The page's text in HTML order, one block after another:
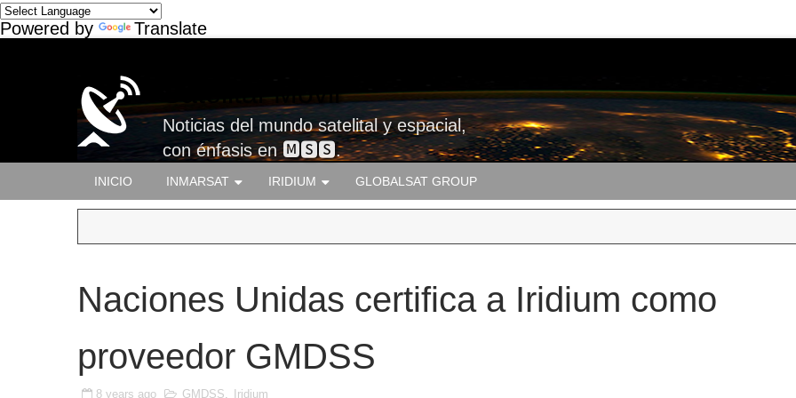
Powered by Translate
Satelital-Móvil
Noticias del mundo satelital y espacial,
con énfasis en 🅼🆂🆂.
INICIO INMARSAT IRIDIUM GLOBALSAT GROUP
Naciones Unidas certifica a Iridium como
proveedor GMDSS
8 years ago GMDSS, Iridium